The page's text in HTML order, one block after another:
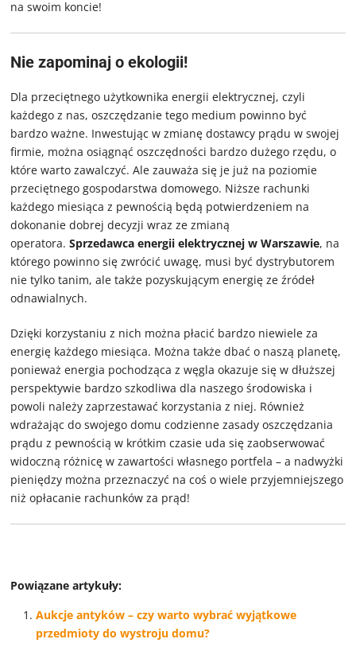
na swoim koncie!
Nie zapominaj o ekologii!
Dla przeciętnego użytkownika energii elektrycznej, czyli
każdego z nas, oszczędzanie tego medium powinno być
bardzo ważne. Inwestując w zmianę dostawcy prądu w swojej
firmie, można osiągnąć oszczędności bardzo dużego rzędu, o
które warto zawalczyć. Ale zauważa się je już na poziomie
przeciętnego gospodarstwa domowego. Niższe rachunki
każdego miesiąca z pewnością będą potwierdzeniem na
dokonanie dobrej decyzji wraz ze zmianą
operatora.Sprzedawca energii elektrycznej w Warszawie, na
którego powinno się zwrócić uwagę, musi być dystrybutorem
nie tylko tanim, ale także pozyskującym energię ze źródeł
odnawialnych.
Dzięki korzystaniu z nich można płacić bardzo niewiele za
energię każdego miesiąca. Można także dbać o naszą planetę,
ponieważ energia pochodząca z węgla okazuje się w dłuższej
perspektywie bardzo szkodliwa dla naszego środowiska i
powoli należy zaprzestawać korzystania z niej. Również
wdrażając do swojego domu codzienne zasady oszczędzania
prądu z pewnością w krótkim czasie uda się zaobserwować
widoczną różnicę w zawartości własnego portfela – a nadwyżki
pieniędzy można przeznaczyć na coś o wiele przyjemniejszego
niż opłacanie rachunków za prąd!
Powiązane artykuły:
Aukcje antyków – czy warto wybrać wyjątkowe
przedmioty do wystroju domu?